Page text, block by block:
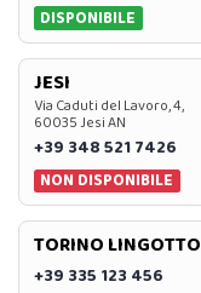
DISPONIBILE
JESI
Via Caduti del Lavoro, 4,
60035 Jesi AN
+39 348 521 7426
NON DISPONIBILE
TORINO LINGOTTO
+39 335 123 456